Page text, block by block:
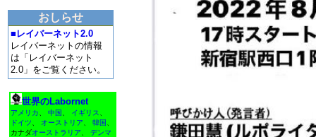
おしらせ
■レイバーネット2.0
レイバーネットの情報
は「レイバーネット
2.0」をご覧ください。
世界のLabornet
アメリカ 中国 イギリス
ドイツ
オーストリア 韓国
カナダオーストラリア
デンマ